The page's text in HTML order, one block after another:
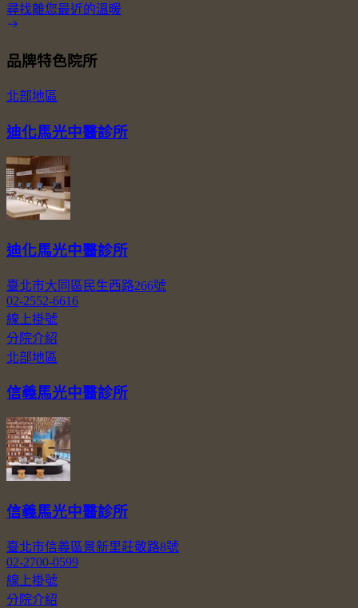
尋找離您最近的溫暖
品牌特色院所
北部地區
迪化馬光中醫診所
迪化馬光中醫診所
臺北市大同區民生西路266號
02-2552-6616
線上掛號
分院介紹
北部地區
信義馬光中醫診所
信義馬光中醫診所
臺北市信義區景新里莊敬路8號
02-2700-0599
線上掛號
分院介紹